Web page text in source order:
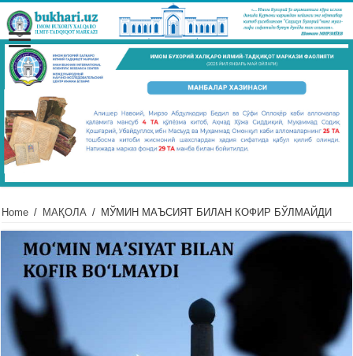
Home / МАҚОЛА / МЎМИН МАЪСИЯТ БИЛАН КОФИР БЎЛМАЙДИ